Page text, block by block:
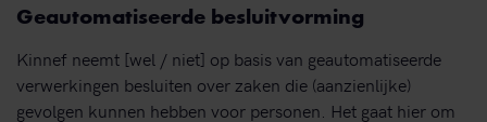
Geautomatiseerde besluitvorming
Kinnef neemt [wel / niet] op basis van geautomatiseerde
verwerkingen besluiten over zaken die (aanzienlijke)
gevolgen kunnen hebben voor personen. Het gaat hier om